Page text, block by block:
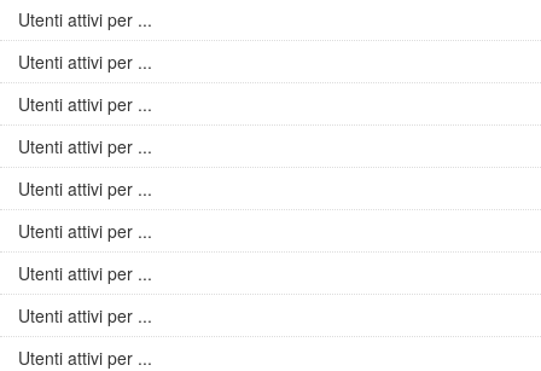
Utenti attivi per ...
Utenti attivi per ...
Utenti attivi per ...
Utenti attivi per ...
Utenti attivi per ...
Utenti attivi per ...
Utenti attivi per ...
Utenti attivi per ...
Utenti attivi per ...